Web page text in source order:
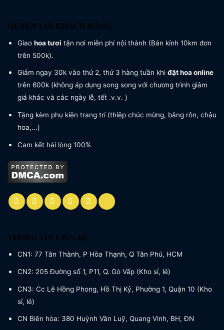
QUYỀN LỢI KHÁCH HÀNG
Giao hoa tươi tận nơi miễn phí nội thành (Bán kính 10km đơn
trên 500k).
Giảm ngay 30k vào thứ 2, thứ 3 hàng tuần khi đặt hoa online
trên 600k (không áp dụng song song với chương trình giảm
giá khác và các ngày lễ, tết .v.v. )
Tặng kèm phụ kiện trang trí (thiệp chúc mừng, băng rôn, chậu
hoa,...)
Cam kết hài lòng 100%
THÔNG TIN LIÊN HỆ
CN1: 77 Tân Thành, P Hòa Thạnh, Q Tân Phú, HCM
CN2: 205 Đường số 1, P11, Q. Gò Vấp (Kho sỉ, lẻ)
CN3: Cc Lê Hồng Phong, Hồ Thị Kỷ, Phường 1, Quận 10 (Kho
sỉ, lẻ)
CN Biên hòa: 380 Huỳnh Văn Luỹ, Quang Vinh, BH, ĐN